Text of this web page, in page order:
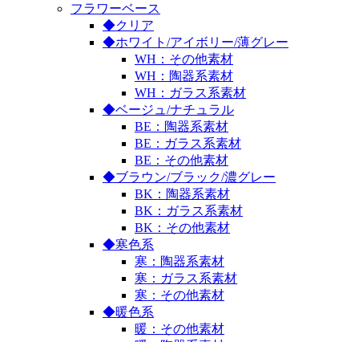
フラワーベース
◆クリア
◆ホワイト/アイボリー/薄グレー
WH：その他素材
WH：陶器系素材
WH：ガラス系素材
◆ベージュ/ナチュラル
BE：陶器系素材
BE：ガラス系素材
BE：その他素材
◆ブラウン/ブラック/濃グレー
BK：陶器系素材
BK：ガラス系素材
BK：その他素材
◆寒色系
寒：陶器系素材
寒：ガラス系素材
寒：その他素材
◆暖色系
暖：その他素材